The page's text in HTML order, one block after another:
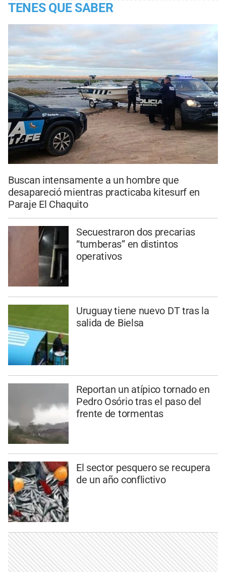
TENES QUE SABER
Buscan intensamente a un hombre que
desapareció mientras practicaba kitesurf en
Paraje El Chaquito
Secuestraron dos precarias
“tumberas” en distintos
operativos
Uruguay tiene nuevo DT tras la
salida de Bielsa
Reportan un atípico tornado en
Pedro Osório tras el paso del
frente de tormentas
El sector pesquero se recupera
de un año conflictivo